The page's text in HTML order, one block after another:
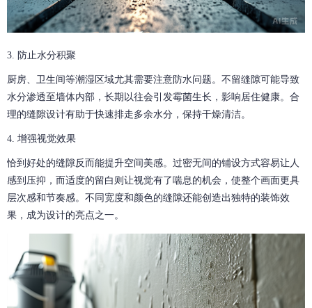
3. 防止水分积聚
厨房、卫生间等潮湿区域尤其需要注意防水问题。不留缝隙可能导致
水分渗透至墙体内部，长期以往会引发霉菌生长，影响居住健康。合
理的缝隙设计有助于快速排走多余水分，保持干燥清洁。
4. 增强视觉效果
恰到好处的缝隙反而能提升空间美感。过密无间的铺设方式容易让人
感到压抑，而适度的留白则让视觉有了喘息的机会，使整个画面更具
层次感和节奏感。不同宽度和颜色的缝隙还能创造出独特的装饰效
果，成为设计的亮点之一。